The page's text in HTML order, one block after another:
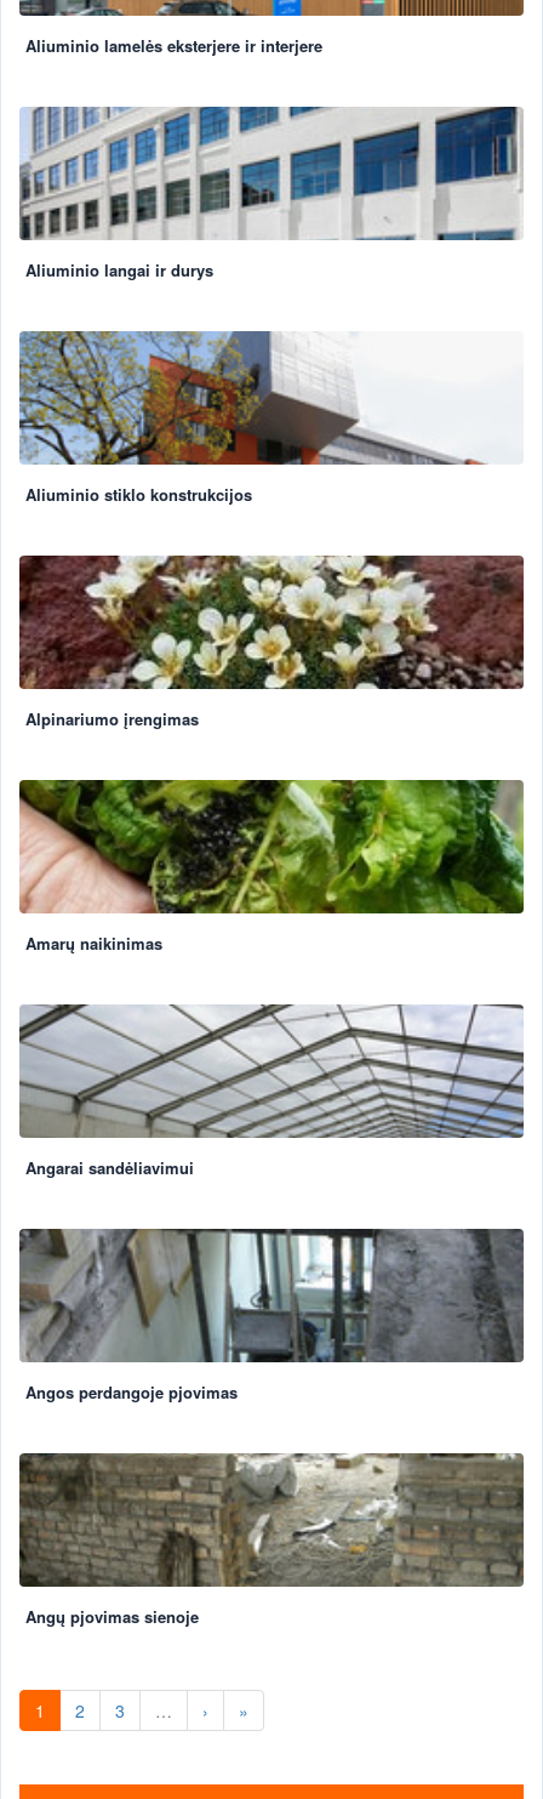
Aliuminio lamelės eksterjere ir interjere
Aliuminio langai ir durys
Aliuminio stiklo konstrukcijos
Alpinariumo įrengimas
Amarų naikinimas
Angarai sandėliavimui
Angos perdangoje pjovimas
Angų pjovimas sienoje
1 2 3 … › »